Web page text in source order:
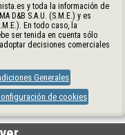
y toda la información de
D&B S.A.U. (S.M.E.) y es
En todo caso, la
ser tenida en cuenta sólo
decisiones comerciales
Generales
de cookies